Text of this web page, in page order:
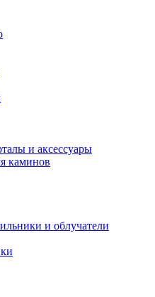
и аксессуары
каминов
и облучатели